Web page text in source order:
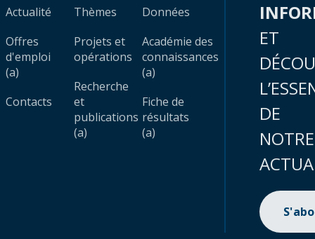
Actualité
Offres
d'emploi
(a)
Contacts
Thèmes
Projets et
opérations
Recherche
et
publications
(a)
Données
Académie des
connaissances
(a)
Fiche de
résultats
(a)
ET
DE
NOTRE